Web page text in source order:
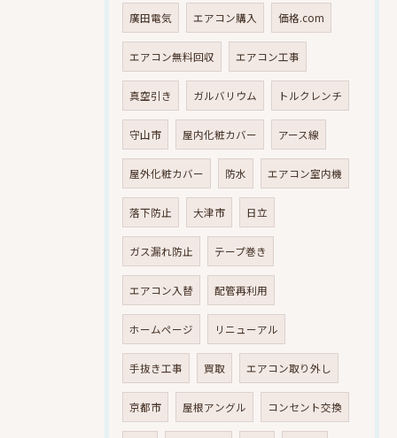
廣田電気 エアコン購入 価格.com
エアコン無料回収 エアコン工事
真空引き ガルバリウム トルクレンチ
守山市 屋内化粧カバー アース線
屋外化粧カバー 防水 エアコン室内機
落下防止 大津市 日立
ガス漏れ防止 テープ巻き
エアコン入替 配管再利用
ホームページ リニューアル
手抜き工事 買取 エアコン取り外し
京都市 屋根アングル コンセント交換